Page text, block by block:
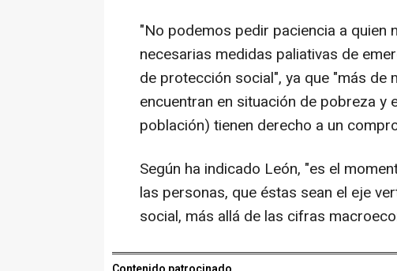
"No podemos pedir paciencia a quien
necesarias medidas paliativas de
de protección social", ya que "más de
encuentran en situación de pobreza y
población) tienen derecho a un
Según ha indicado León, "es el
las personas, que éstas sean el eje
social, más allá de las cifras